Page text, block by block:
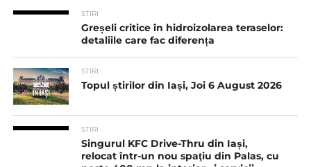
STIRI
Greșeli critice în hidroizolarea teraselor:
detaliile care fac diferența
STIRI
Topul știrilor din Iași, Joi 6 August 2026
STIRI
Singurul KFC Drive-Thru din Iași,
relocat într-un nou spaţiu din Palas, cu